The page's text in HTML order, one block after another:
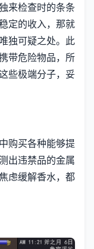
来检查时的条条
定的收入，那就
独可疑之处。此
带危险物品，所
些极端分子，妥
购买各种能够提
出违禁品的金属
虑缓解香水，都